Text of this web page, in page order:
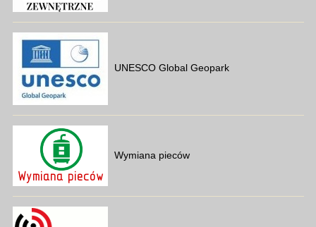
UNESCO Global Geopark
Wymiana pieców